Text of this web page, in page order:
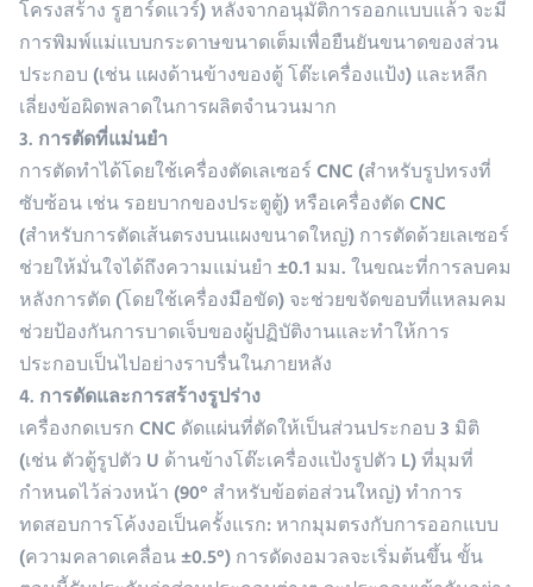
โครงสร้าง รูฮาร์ดแวร์) หลังจากอนุมัติการออกแบบแล้ว จะมี
การพิมพ์แม่แบบกระดาษขนาดเต็มเพื่อยืนยันขนาดของส่วน
ประกอบ (เช่น แผงด้านข้างของตู้ โต๊ะเครื่องแป้ง) และหลีก
เลี่ยงข้อผิดพลาดในการผลิตจำนวนมาก
3. การตัดที่แม่นยำ
การตัดทำได้โดยใช้เครื่องตัดเลเซอร์ CNC (สำหรับรูปทรงที่
ซับซ้อน เช่น รอยบากของประตูตู้) หรือเครื่องตัด CNC
(สำหรับการตัดเส้นตรงบนแผงขนาดใหญ่) การตัดด้วยเลเซอร์
ช่วยให้มั่นใจได้ถึงความแม่นยำ ±0.1 มม. ในขณะที่การลบคม
หลังการตัด (โดยใช้เครื่องมือขัด) จะช่วยขจัดขอบที่แหลมคม
ช่วยป้องกันการบาดเจ็บของผู้ปฏิบัติงานและทำให้การ
ประกอบเป็นไปอย่างราบรื่นในภายหลัง
4. การดัดและการสร้างรูปร่าง
เครื่องกดเบรก CNC ดัดแผ่นที่ตัดให้เป็นส่วนประกอบ 3 มิติ
(เช่น ตัวตู้รูปตัว U ด้านข้างโต๊ะเครื่องแป้งรูปตัว L) ที่มุมที่
กำหนดไว้ล่วงหน้า (90° สำหรับข้อต่อส่วนใหญ่) ทำการ
ทดสอบการโค้งงอเป็นครั้งแรก: หากมุมตรงกับการออกแบบ
(ความคลาดเคลื่อน ±0.5°) การดัดงอมวลจะเริ่มต้นขึ้น ขั้น